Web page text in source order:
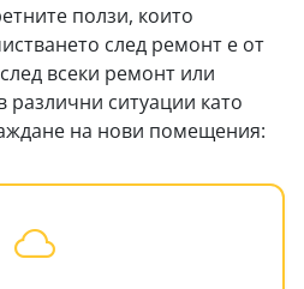
ползи, които
след ремонт е от
всеки ремонт или
различни ситуации като
на нови помещения: